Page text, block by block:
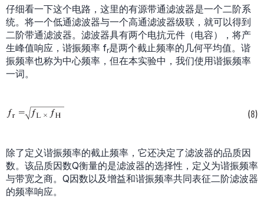
仔细看一下这个电路，这里的有源带通滤波器是一个二阶系
统。将一个低通滤波器与一个高通滤波器级联，就可以得到
二阶带通滤波器。滤波器具有两个电抗元件（电容），将产
生峰值响应，谐振频率 fr是两个截止频率的几何平均值。谐
振频率也称为中心频率，但在本实验中，我们使用谐振频率
一词。
除了定义谐振频率的截止频率，它还决定了滤波器的品质因
数。该品质因数Q衡量的是滤波器的选择性，定义为谐振频率
与带宽之商。Q因数以及增益和谐振频率共同表征二阶滤波器
的频率响应。